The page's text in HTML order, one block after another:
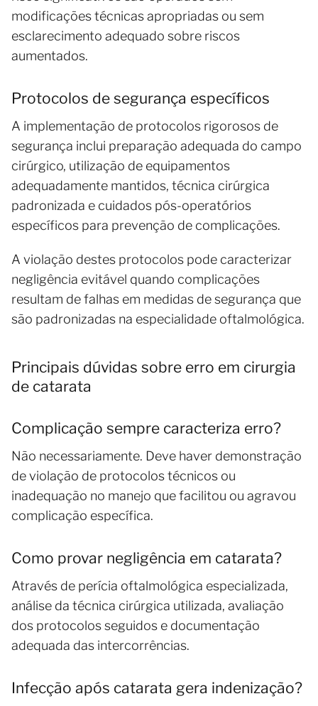
modificações técnicas apropriadas ou sem
esclarecimento adequado sobre riscos
aumentados.
Protocolos de segurança específicos
A implementação de protocolos rigorosos de
segurança inclui preparação adequada do campo
cirúrgico, utilização de equipamentos
adequadamente mantidos, técnica cirúrgica
padronizada e cuidados pós-operatórios
específicos para prevenção de complicações.
A violação destes protocolos pode caracterizar
negligência evitável quando complicações
resultam de falhas em medidas de segurança que
são padronizadas na especialidade oftalmológica.
Principais dúvidas sobre erro em cirurgia
de catarata
Complicação sempre caracteriza erro?
Não necessariamente. Deve haver demonstração
de violação de protocolos técnicos ou
inadequação no manejo que facilitou ou agravou
complicação específica.
Como provar negligência em catarata?
Através de perícia oftalmológica especializada,
análise da técnica cirúrgica utilizada, avaliação
dos protocolos seguidos e documentação
adequada das intercorrências.
Infecção após catarata gera indenização?